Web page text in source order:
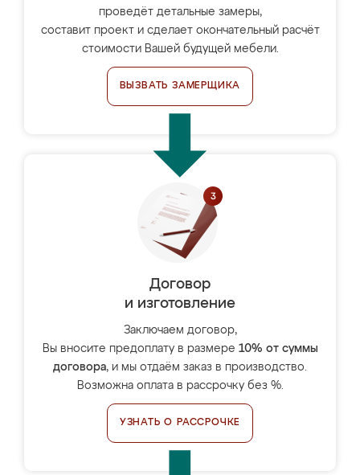
проведёт детальные замеры,
составит проект и сделает окончательный расчёт
стоимости Вашей будущей мебели.
ВЫЗВАТЬ ЗАМЕРЩИКА
Договор
и изготовление
Заключаем договор,
Вы вносите предоплату в размере 10% от суммы
договора, и мы отдаём заказ в производство.
Возможна оплата в рассрочку без %.
УЗНАТЬ О РАССРОЧКЕ